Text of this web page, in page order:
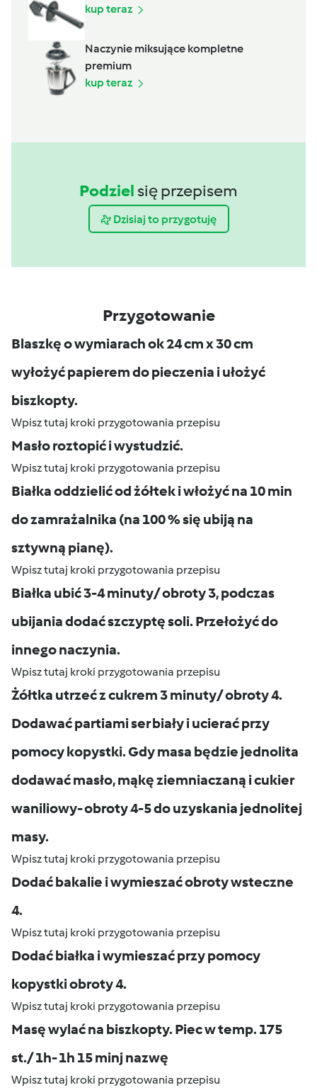
kup teraz
Naczynie miksujące kompletne
premium
kup teraz
Podziel się przepisem
Dzisiaj to przygotuję
Przygotowanie
Blaszkę o wymiarach ok 24 cm x 30 cm
wyłożyć papierem do pieczenia i ułożyć
biszkopty.
Wpisz tutaj kroki przygotowania przepisu
Masło roztopić i wystudzić.
Wpisz tutaj kroki przygotowania przepisu
Białka oddzielić od żółtek i włożyć na 10 min
do zamrażalnika (na 100 % się ubiją na
sztywną pianę).
Wpisz tutaj kroki przygotowania przepisu
Białka ubić 3-4 minuty/ obroty 3, podczas
ubijania dodać szczyptę soli. Przełożyć do
innego naczynia.
Wpisz tutaj kroki przygotowania przepisu
Żółtka utrzeć z cukrem 3 minuty/ obroty 4.
Dodawać partiami ser biały i ucierać przy
pomocy kopystki. Gdy masa będzie jednolita
dodawać masło, mąkę ziemniaczaną i cukier
waniliowy- obroty 4-5 do uzyskania jednolitej
masy.
Wpisz tutaj kroki przygotowania przepisu
Dodać bakalie i wymieszać obroty wsteczne
4.
Wpisz tutaj kroki przygotowania przepisu
Dodać białka i wymieszać przy pomocy
kopystki obroty 4.
Wpisz tutaj kroki przygotowania przepisu
Masę wylać na biszkopty. Piec w temp. 175
st./ 1h- 1h 15 minj nazwę
Wpisz tutaj kroki przygotowania przepisu